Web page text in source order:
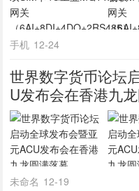
手机 12-24
世界数字货币论坛
U发布会在香港九
未命名 12-19